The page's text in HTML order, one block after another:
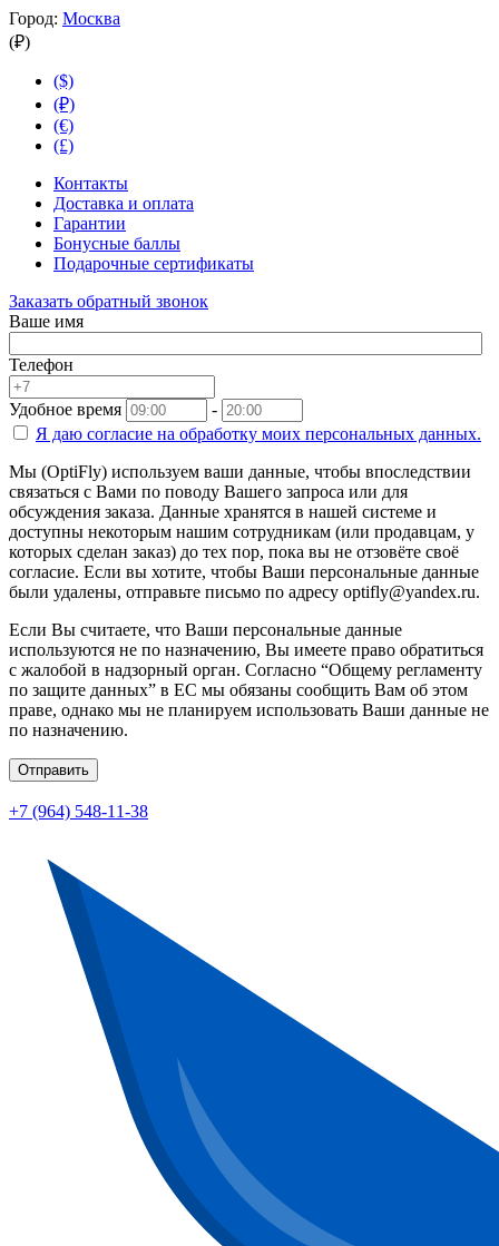
Город: Москва
(₽)
($)
(₽)
(€)
(£)
Контакты
Доставка и оплата
Гарантии
Бонусные баллы
Подарочные сертификаты
Заказать обратный звонок
Ваше имя
Телефон
Удобное время
-
Я даю согласие на обработку моих персональных данных.
Мы (OptiFly) используем ваши данные, чтобы впоследствии
связаться с Вами по поводу Вашего запроса или для
обсуждения заказа. Данные хранятся в нашей системе и
доступны некоторым нашим сотрудникам (или продавцам, у
которых сделан заказ) до тех пор, пока вы не отзовёте своё
согласие. Если вы хотите, чтобы Ваши персональные данные
были удалены, отправьте письмо по адресу optifly@yandex.ru.
Если Вы считаете, что Ваши персональные данные
используются не по назначению, Вы имеете право обратиться
с жалобой в надзорный орган. Согласно “Общему регламенту
по защите данных” в ЕС мы обязаны сообщить Вам об этом
праве, однако мы не планируем использовать Ваши данные не
по назначению.
Отправить
+7 (964) 548-11-38